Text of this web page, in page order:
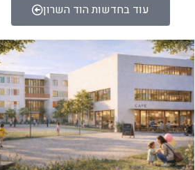
עוד בחדשות הוד השרון